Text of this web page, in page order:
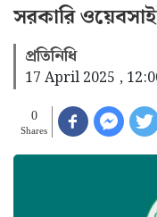
সরকারি
প্রতিনিধি
17 April 2025 ,
0
Shares